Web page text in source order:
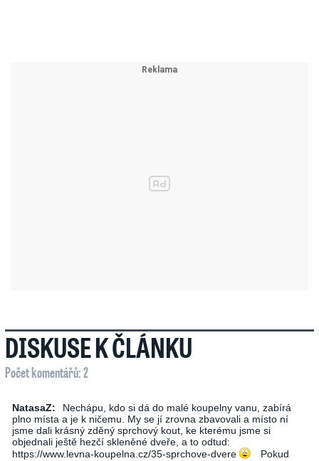
DISKUSE K ČLÁNKU
Počet komentářů: 2
NatasaZ:
Nechápu, kdo si dá do malé koupelny vanu, zabírá
plno místa a je k ničemu. My se jí zrovna zbavovali a místo ní
jsme dali krásný zděný sprchový kout, ke kterému jsme si
objednali ještě hezčí skleněné dveře, a to odtud:
https://www.levna-koupelna.cz/35-sprchove-dvere
Pokud